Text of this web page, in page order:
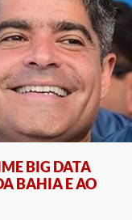
BIG DATA
BAHIA E AO